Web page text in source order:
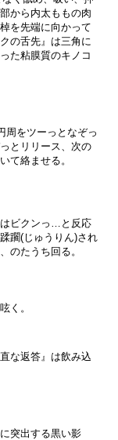
から内太ももの肉
を先端に向かって
の舌先』は三角に
た粘膜質のキノコ
周をツーっとなぞっ
とリリース、次の
て絡ませる。
ビクンっ…と反応
躙(じゅうりん)され
のたうち回る。
く。
な返答』は飲み込
突出する黒い影